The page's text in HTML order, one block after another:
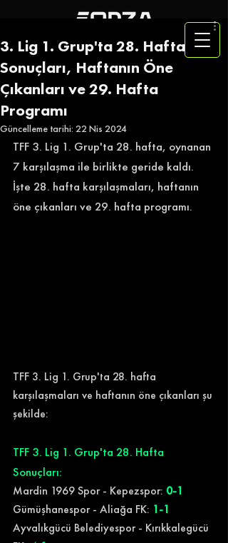
3. Lig 1. Grup'ta 28. Hafta
Sonuçları, Haftanın Öne
Çıkanları ve 29. Hafta
Programı
Güncelleme tarihi: 22 Nis 2024
TFF 3. Lig 1. Grup'ta 28. hafta, oynanan
7 karşılaşma ile birlikte geride kaldı.
İşte 28. hafta karşılaşmaları, haftanın
öne çıkanları ve 29. hafta programı.
TFF 3. Lig 1. Grup'ta 28. hafta
karşılaşmaları ve haftanın öne çıkanları şu
şekilde:
TFF 3. Lig 1. Grup'ta 28. Hafta
Sonuçları:
Mardin 1969 Spor - Kepezspor: 0-1
Gümüşhanespor - Aliağa FK: 1-1
Ayvalıkgücü Belediyespor - Kırıkkalegücü